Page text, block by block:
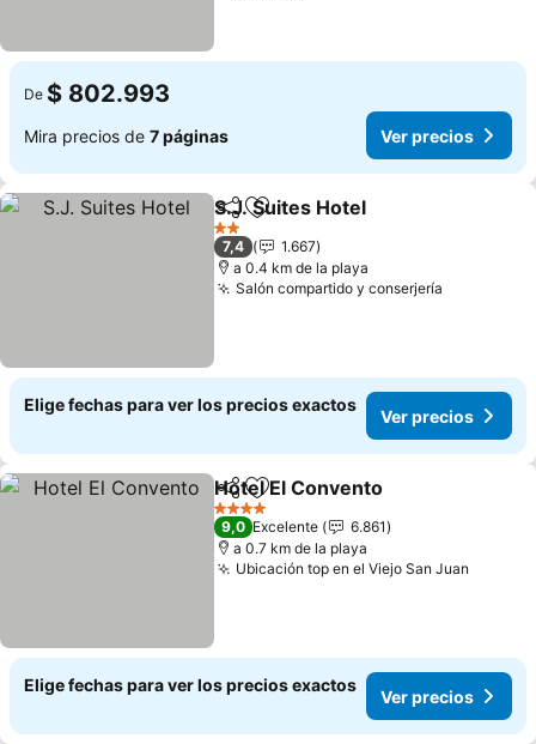
De $ 802.993
Mira precios de 7 páginas Ver precios
CompartirAgregar a favoritos
S.J. Suites Hotel
2 Estrellas
7,4
1.667
a 0.4 km de la playa
Salón compartido y conserjería
Elige fechas para ver los precios exactos
Ver precios
CompartirAgregar a favoritos
Hotel El Convento
4 Estrellas
9,0 Excelente
6.861
a 0.7 km de la playa
Ubicación top en el Viejo San Juan
Elige fechas para ver los precios exactos
Ver precios